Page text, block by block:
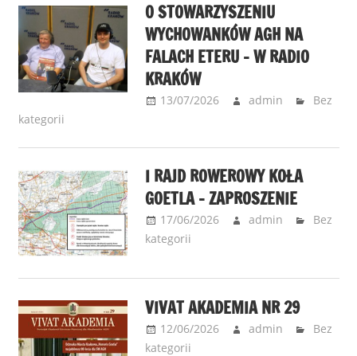
O STOWARZYSZENIU
WYCHOWANKÓW AGH NA
FALACH ETERU – W RADIO
KRAKÓW
13/07/2026 admin
Bez
kategorii
I RAJD ROWEROWY KOŁA
GOETLA – ZAPROSZENIE
17/06/2026 admin
Bez
kategorii
VIVAT AKADEMIA NR 29
12/06/2026 admin
Bez
kategorii